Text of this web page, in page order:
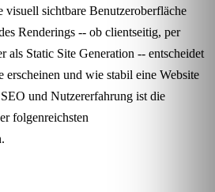
visuell sichtbare Benutzeroberfläche
Renderings -- ob clientseitig, per
als Static Site Generation -- entscheidet
erscheinen und wie stabil eine Website
und Nutzererfahrung ist die
folgenreichsten